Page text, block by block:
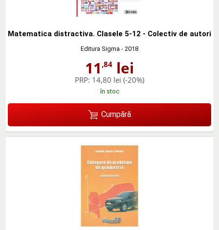
Matematica distractiva. Clasele 5-12 - Colectiv de autori
Editura Sigma - 2018
11 ,84 lei
PRP: 14,80 lei (-20%)
în stoc
Cumpără